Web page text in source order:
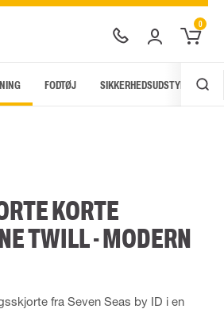
0
FODTØJ SIKKERHEDSUDSTYR
KORTE
TWILL - MODERN
fra Seven Seas by ID i en